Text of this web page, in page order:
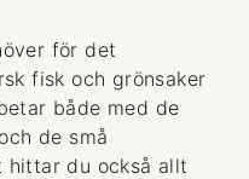
för det
fisk och grönsaker
både med de
de små
hittar du också allt